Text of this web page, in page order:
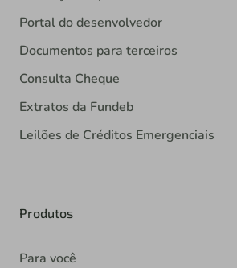
Portal do desenvolvedor
Documentos para terceiros
Consulta Cheque
Extratos da Fundeb
Leilões de Créditos Emergenciais
Produtos
Para você